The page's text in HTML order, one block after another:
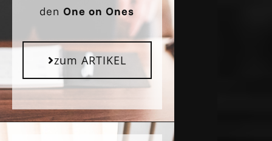
den One on Ones
zum ARTIKEL